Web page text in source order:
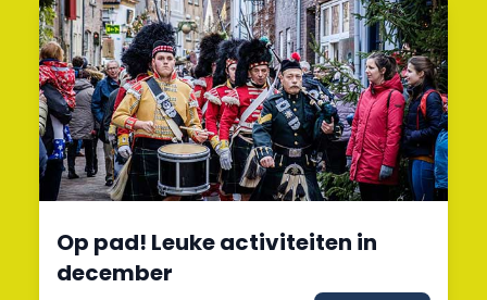
Op pad! Leuke activiteiten in
december